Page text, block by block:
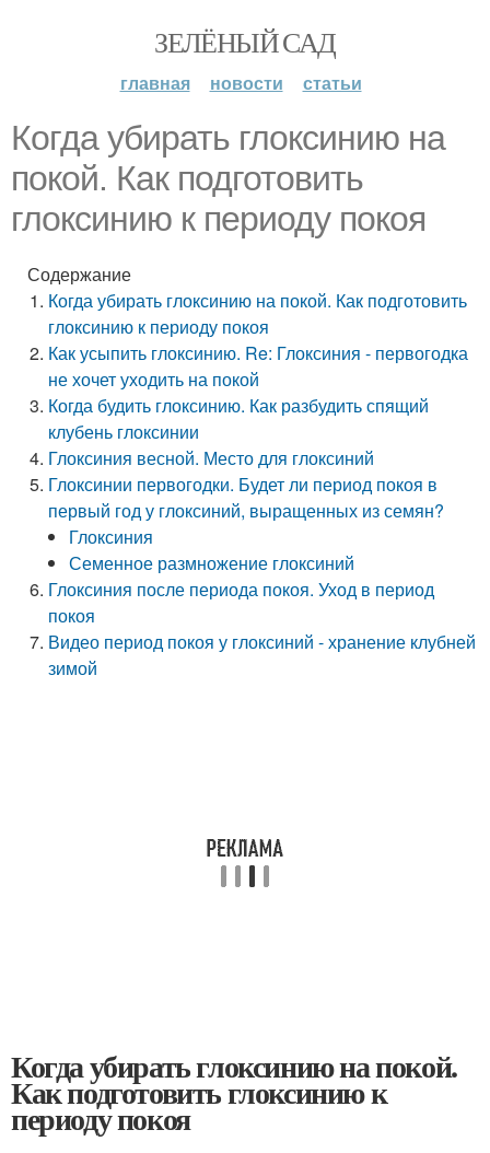
ЗЕЛЁНЫЙ САД
главная новости статьи
Когда убирать глоксинию на
покой. Как подготовить
глоксинию к периоду покоя
Содержание
Когда убирать глоксинию на покой. Как подготовить
глоксинию к периоду покоя
Как усыпить глоксинию. Re: Глоксиния - первогодка
не хочет уходить на покой
Когда будить глоксинию. Как разбудить спящий
клубень глоксинии
Глоксиния весной. Место для глоксиний
Глоксинии первогодки. Будет ли период покоя в
первый год у глоксиний, выращенных из семян?
Глоксиния
Семенное размножение глоксиний
Глоксиния после периода покоя. Уход в период
покоя
Видео период покоя у глоксиний - хранение клубней
зимой
Когда убирать глоксинию на покой.
Как подготовить глоксинию к
периоду покоя